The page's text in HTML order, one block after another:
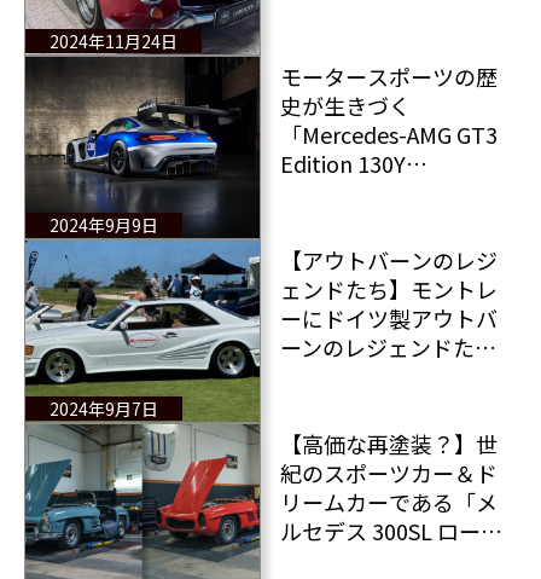
2024年11月24日
2024年9月9日
モータースポーツの歴
史が生きづく
「Mercedes-AMG GT3
Edition 130Y
2024年9月7日
【アウトバーンのレジ
ェンドたち】モントレ
ーにドイツ製アウトバ
ーンのレジェンドたち
【高価な再塗装？】世
紀のスポーツカー＆ド
リームカーである「メ
ルセデス 300SL ロード